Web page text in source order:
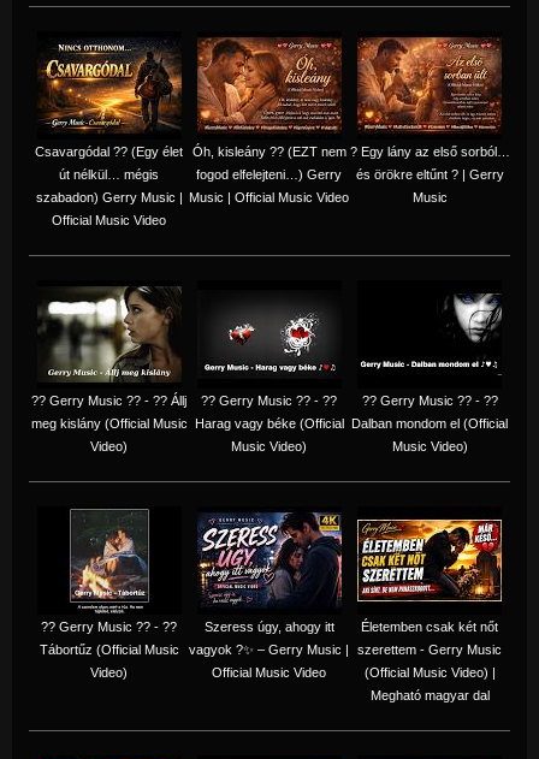
Csavargódal ?? (Egy élet
út nélkül… mégis
szabadon) Gerry Music |
Official Music Video
Óh, kisleány ?? (EZT nem
fogod elfelejteni…) Gerry
Music | Official Music Video
? Egy lány az első sorból…
és örökre eltűnt ? | Gerry
Music
?? Gerry Music ?? - ?? Állj
meg kislány (Official Music
Video)
?? Gerry Music ?? - ??
Harag vagy béke (Official
Music Video)
?? Gerry Music ?? - ??
Dalban mondom el (Official
Music Video)
?? Gerry Music ?? - ??
Tábortűz (Official Music
Video)
Szeress úgy, ahogy itt
vagyok ?✨ – Gerry Music |
Official Music Video
Életemben csak két nőt
szerettem - Gerry Music
(Official Music Video) |
Megható magyar dal